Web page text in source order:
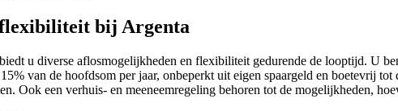
bij Argenta
u diverse aflosmogelijkheden en flexibiliteit gedurende de looptijd. U
van de hoofdsom per jaar, onbeperkt uit eigen spaargeld en boetevrij
Ook een verhuis- en meeneemregeling behoren tot de mogelijkheden,